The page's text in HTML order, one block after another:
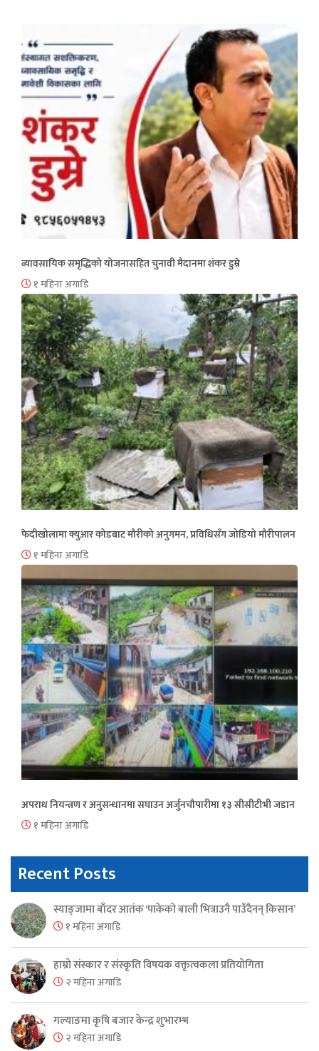
व्यावसायिक समृद्धिको योजनासहित चुनावी मैदानमा शंकर डुम्रे
१ महिना अगाडि
फेदीखोलामा क्युआर कोडबाट मौरीको अनुगमन, प्रविधिसँग जोडियो मौरीपालन
१ महिना अगाडि
अपराध नियन्त्रण र अनुसन्धानमा सघाउन अर्जुनचौपारीमा १३ सीसीटीभी जडान
१ महिना अगाडि
Recent Posts
स्याङ्जामा बाँदर आतंक ‘पाकेको बाली भित्राउनै पाउँदैनन् किसान’
१ महिना अगाडि
हाम्रो संस्कार र संस्कृति विषयक वक्तृत्वकला प्रतियोगिता
२ महिना अगाडि
गल्याङमा कृषि बजार केन्द्र शुभारम्भ
२ महिना अगाडि